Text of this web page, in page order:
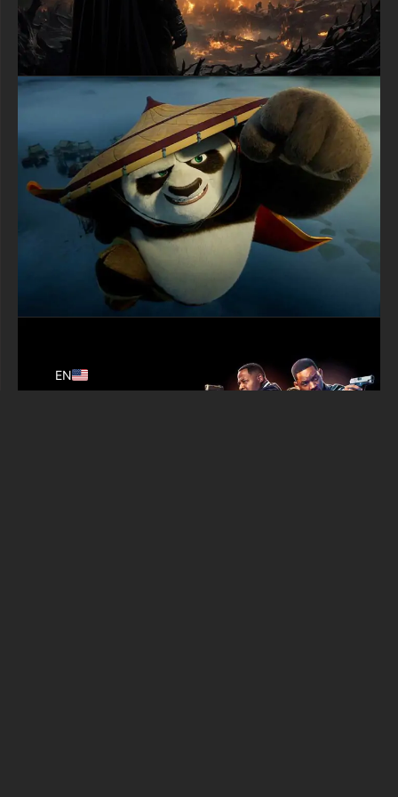
disponible en format JPG de haute qualité avec une résolution
4K et Ultra HD époustouflante qui rend chaque détail
incroyablement net et coloré.
Pour les ordinateurs de bureau et les portables, vous pouvez
télécharger la version horizontale qui s'adapte parfaitement en
tant que fond d'écran. Le format large montre tous les
personnages clairement et est magnifique sur les grands
écrans. Si vous préférez l'utiliser sur votre téléphone ou
tablette, il existe également une version verticale spécialement
conçue pour les appareils mobiles. Ainsi, Batman sera parfait
quelle que soit la taille de votre écran ! Le meilleur avec ce
superbe fond d'écran Batman, c'est qu'il est totalement gratuit à
télécharger ! Pas besoin de s'inscrire, de fournir votre email ou
de créer un compte. Cliquez simplement sur le bouton de
téléchargement et enregistrez cette image épique de super-
héros sur votre appareil immédiatement. Aucune inscription
requise, pas de temps d'attente, pas de complications - juste
un accès instantané à cet incroyable fond d'écran Batman.
Transformez votre appareil en un morceau de Gotham City
avec ce spectaculaire fond d'écran du film The Batman ! Il est
parfait pour les fans de super-héros de tous âges et rendra
textures-3d-gratuiteshd.com
EN